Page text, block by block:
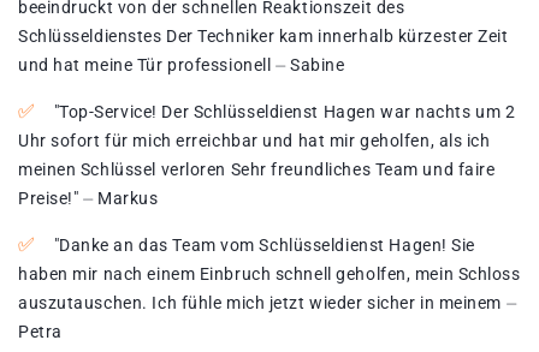
beeindruckt von der schnellen Reaktionszeit des
Schlüsseldienstes Der Techniker kam innerhalb kürzester Zeit
und hat meine Tür professionell ⏤ Sabine
"Top-Service! Der Schlüsseldienst Hagen war nachts um 2
Uhr sofort für mich erreichbar und hat mir geholfen, als ich
meinen Schlüssel verloren Sehr freundliches Team und faire
Preise!​" ⏤ Markus
"Danke an das Team vom Schlüsseldienst Hagen!​ Sie
haben mir nach einem Einbruch schnell geholfen, mein Schloss
auszutauschen. Ich fühle mich jetzt wieder sicher in meinem ⏤
Petra